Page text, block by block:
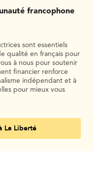
francophone
sont essentiels
qualité en français pour
à nous pour soutenir
financier renforce
indépendant et à
pour mieux vous
La Liberté